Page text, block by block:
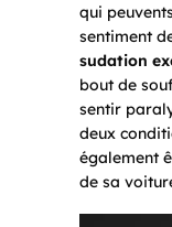
qui
sentiment
sudation
bout de
sentir
deux
également
de sa